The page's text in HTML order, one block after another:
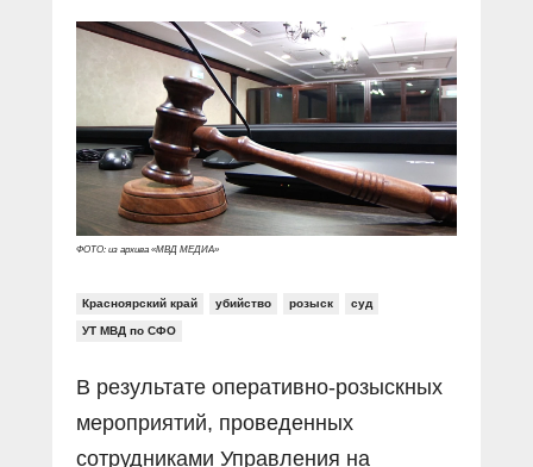
Документальные фильмы
В знании сила
Специальный репортаж
КиберПОСТОВОЙ
Газета «Щит и меч»
Журнал «Полиция России»
О ПОРТАЛЕ
Вакансии
ФОТО: из архива «МВД МЕДИА»
Красноярский край убийство розыск суд
УТ МВД по СФО
В результате оперативно-розыскных
мероприятий, проведенных
сотрудниками Управления на